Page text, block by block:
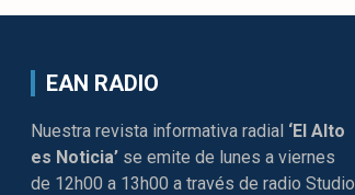
EAN RADIO
Nuestra revista informativa radial ‘El Alto
es Noticia’ se emite de lunes a viernes
de 12h00 a 13h00 a través de radio Studio